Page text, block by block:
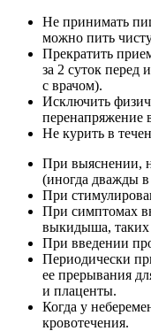
Не принимать
можно пить
Прекратить
за 2 суток перед
с врачом).
Исключить
перенапряжение
Не курить в
При выяснении,
(иногда дважды в
При
При симптомах
выкидыша, таких
При введении
Периодически
ее прерывания
и плаценты.
Когда у
кровотечения.